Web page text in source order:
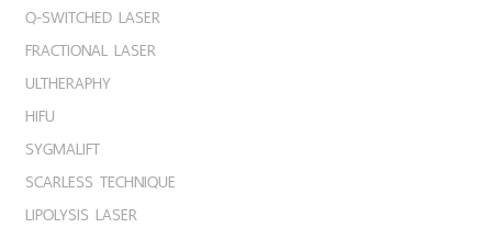
Q-SWITCHED LASER
FRACTIONAL LASER
ULTHERAPHY
HIFU
SYGMALIFT
SCARLESS TECHNIQUE
LIPOLYSIS LASER